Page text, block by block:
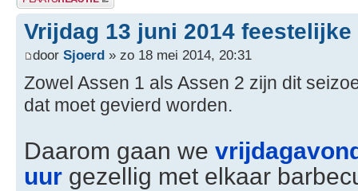
Vrijdag 13 juni 2014
door Sjoerd » zo 18 mei 2014, 20:31
Zowel Assen 1 als Assen 2 zijn dit
dat moet gevierd worden.
Daarom gaan we
uur gezellig met elkaar